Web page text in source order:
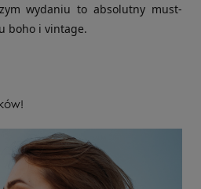
wydaniu to absolutny must-
boho i vintage.